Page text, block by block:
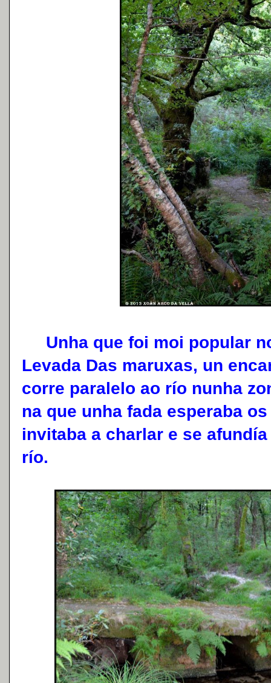
Unha que foi moi popular
Levada Das maruxas, un
corre paralelo ao río nunha
na que unha fada esperaba
invitaba a charlar e se
río.